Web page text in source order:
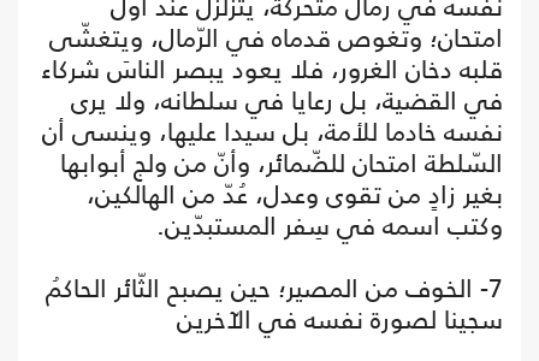
امتحان؛ وتغوص قدماه في الرّمال، ويتغشّى
قلبه دخان الغرور، فلا يعود يبصر الناسَ شركاء
في القضية، بل رعايا في سلطانه، ولا يرى
نفسه خادما للأمة، بل سيدا عليها، وينسى أن
السّلطة امتحان للضّمائر، وأنّ من ولج أبوابها
بغير زادٍ من تقوى وعدل، عُدّ من الهالكين،
وكتب اسمه في سِفر المستبدّين.
7- الخوف من المصير؛ حين يصبح الثّائر الحاكمُ
سجينا لصورة نفسه في الآخرين